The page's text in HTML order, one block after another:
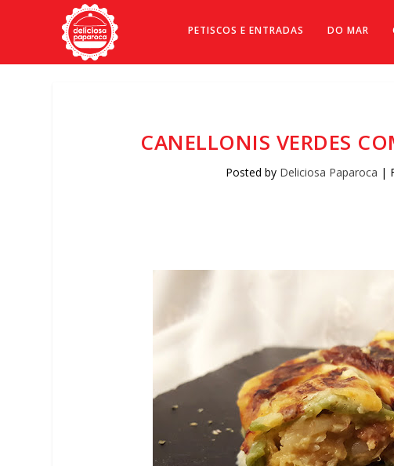
PETISCOS E ENTRADAS DO MAR
CANELLONIS VERDES
Posted by Deliciosa Paparoca |